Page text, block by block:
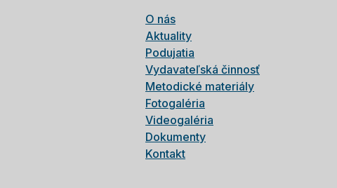
O nás
Aktuality
Podujatia
Vydavateľská činnosť
Metodické materiály
Fotogaléria
Videogaléria
Dokumenty
Kontakt